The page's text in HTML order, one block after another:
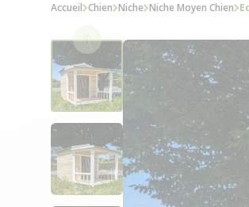
Accueil Chien Niche Niche Moyen Chien